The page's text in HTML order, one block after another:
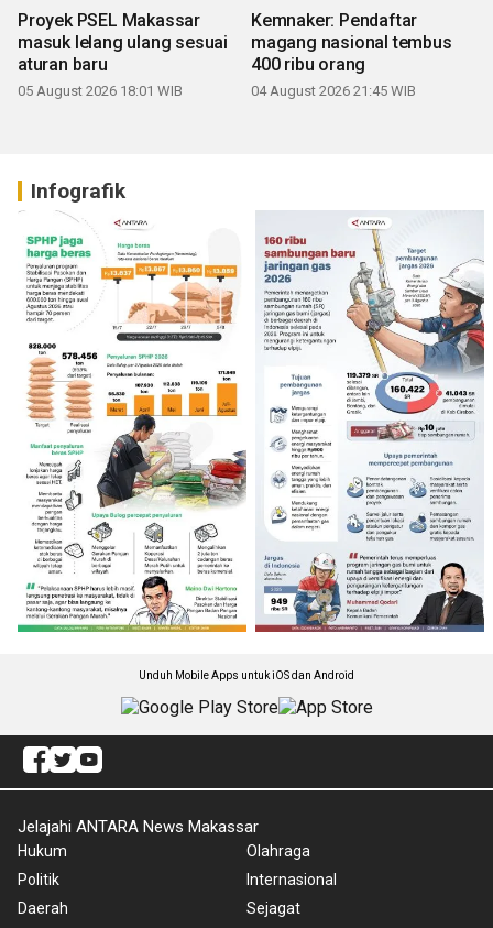
Proyek PSEL Makassar
masuk lelang ulang sesuai
aturan baru
05 August 2026 18:01 WIB
Kemnaker: Pendaftar
magang nasional tembus
400 ribu orang
04 August 2026 21:45 WIB
Infografik
Unduh Mobile Apps untuk iOS dan Android
Jelajahi ANTARA News Makassar
Hukum
Politik
Daerah
Olahraga
Internasional
Sejagat